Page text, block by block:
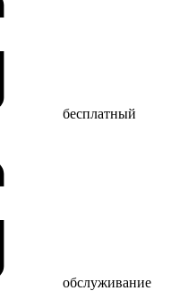
бесплатный
обслуживание